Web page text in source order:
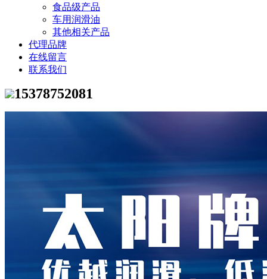
食品级产品
车用润滑油
其他相关产品
代理品牌
在线留言
联系我们
15378752081